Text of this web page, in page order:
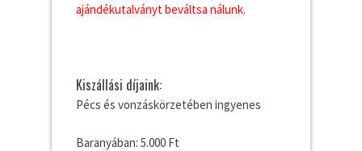
ajándékutalványt beváltsa nálunk.
Kiszállási díjaink:
Pécs és vonzáskörzetében ingyenes
Baranyában: 5.000 Ft